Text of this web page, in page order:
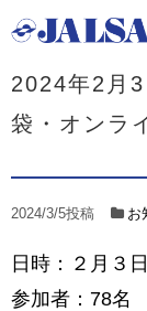
ホーム お知
2024年2月
袋・オンラ
2024/3/5投稿 お
日時：２月３
参加者：78名